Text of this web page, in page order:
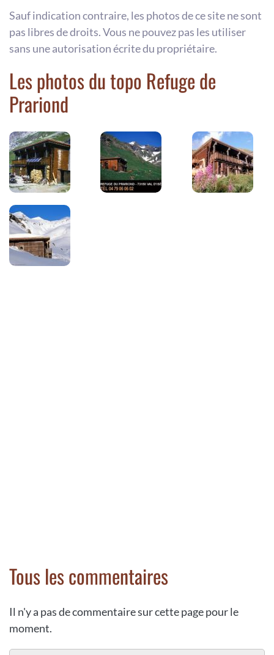
Sauf indication contraire, les photos de ce site ne sont
pas libres de droits. Vous ne pouvez pas les utiliser
sans une autorisation écrite du propriétaire.
Les photos du topo Refuge de
Prariond
Tous les commentaires
Il n'y a pas de commentaire sur cette page pour le
moment.